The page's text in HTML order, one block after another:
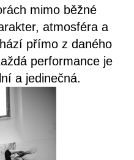
mimo běžné
atmosféra a
přímo z daného
performance je
a jedinečná.